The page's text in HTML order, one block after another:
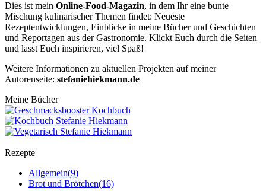
Dies ist mein Online-Food-Magazin, in dem Ihr eine bunte
Mischung kulinarischer Themen findet: Neueste
Rezeptentwicklungen, Einblicke in meine Bücher und Geschichten
und Reportagen aus der Gastronomie. Klickt Euch durch die Seiten
und lasst Euch inspirieren, viel Spaß!
Weitere Informationen zu aktuellen Projekten auf meiner
Autorenseite: stefaniehiekmann.de
Meine Bücher
Rezepte
Allgemein(9)
Brot und Brötchen(16)